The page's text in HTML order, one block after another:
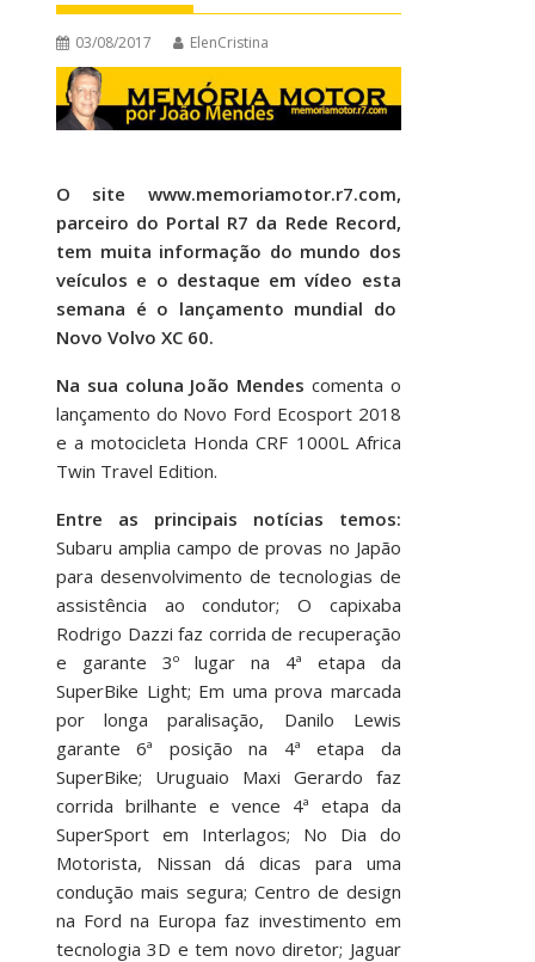
03/08/2017 ElenCristina
O site www.memoriamotor.r7.com,
parceiro do Portal R7 da Rede Record,
tem muita informação do mundo dos
veículos e o destaque em vídeo esta
semana é o lançamento mundial do
Novo Volvo XC 60.
Na sua coluna João Mendes comenta o
lançamento do Novo Ford Ecosport 2018
e a motocicleta Honda CRF 1000L Africa
Twin Travel Edition.
Entre as principais notícias temos:
Subaru amplia campo de provas no Japão
para desenvolvimento de tecnologias de
assistência ao condutor; O capixaba
Rodrigo Dazzi faz corrida de recuperação
e garante 3º lugar na 4ª etapa da
SuperBike Light; Em uma prova marcada
por longa paralisação, Danilo Lewis
garante 6ª posição na 4ª etapa da
SuperBike; Uruguaio Maxi Gerardo faz
corrida brilhante e vence 4ª etapa da
SuperSport em Interlagos; No Dia do
Motorista, Nissan dá dicas para uma
condução mais segura; Centro de design
na Ford na Europa faz investimento em
tecnologia 3D e tem novo diretor; Jaguar